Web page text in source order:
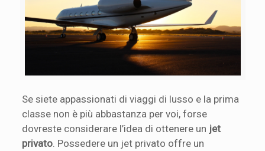
Se siete appassionati di viaggi di lusso e la prima
classe non è più abbastanza per voi, forse
dovreste considerare l’idea di ottenere un jet
privato . Possedere un jet privato offre un